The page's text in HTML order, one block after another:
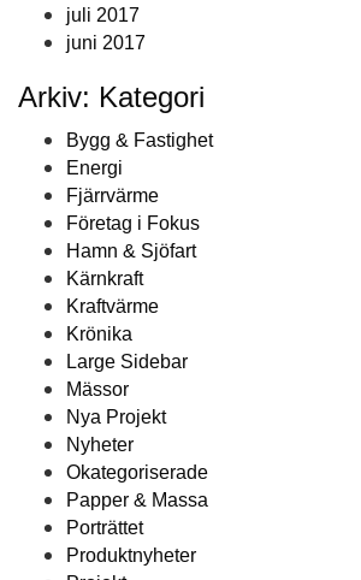
juli 2017
juni 2017
Arkiv: Kategori
Bygg & Fastighet
Energi
Fjärrvärme
Företag i Fokus
Hamn & Sjöfart
Kärnkraft
Kraftvärme
Krönika
Large Sidebar
Mässor
Nya Projekt
Nyheter
Okategoriserade
Papper & Massa
Porträttet
Produktnyheter